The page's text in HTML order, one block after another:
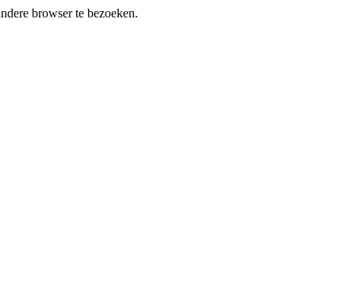
browser te bezoeken.